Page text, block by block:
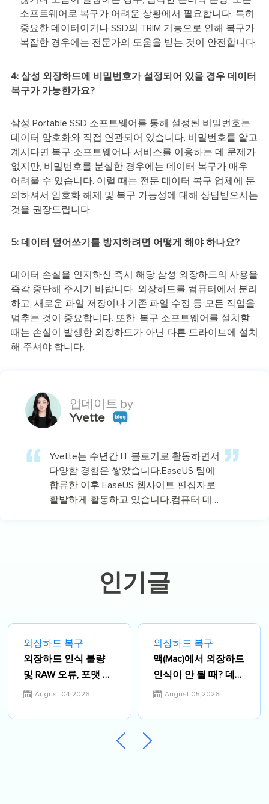
소프트웨어로 복구가 어려운 상황에서 필요합니다. 특히
중요한 데이터이거나 SSD의 TRIM 기능으로 인해 복구가
복잡한 경우에는 전문가의 도움을 받는 것이 안전합니다.
4: 삼성 외장하드에 비밀번호가 설정되어 있을 경우 데이터
복구가 가능한가요?
삼성 Portable SSD 소프트웨어를 통해 설정된 비밀번호는
데이터 암호화와 직접 연관되어 있습니다. 비밀번호를 알고
계시다면 복구 소프트웨어나 서비스를 이용하는 데 문제가
없지만, 비밀번호를 분실한 경우에는 데이터 복구가 매우
어려울 수 있습니다. 이럴 때는 전문 데이터 복구 업체에 문
의하셔서 암호화 해제 및 복구 가능성에 대해 상담받으시는
것을 권장드립니다.
5: 데이터 덮어쓰기를 방지하려면 어떻게 해야 하나요?
데이터 손실을 인지하신 즉시 해당 삼성 외장하드의 사용을
즉각 중단해 주시기 바랍니다. 외장하드를 컴퓨터에서 분리
하고, 새로운 파일 저장이나 기존 파일 수정 등 모든 작업을
멈추는 것이 중요합니다. 또한, 복구 소프트웨어를 설치할
때는 손실이 발생한 외장하드가 아닌 다른 드라이브에 설치
해 주셔야 합니다.
업데이트 by
Yvette
Yvette는 수년간 IT 블로거로 활동하면서
다양함 경험은 쌓았습니다.EaseUS 팀에
합류한 이후 EaseUS 웹사이트 편집자로
활발하게 활동하고 있습니다.컴퓨터 데
인기글
외장하드 복구
외장하드 인식 불량
및 RAW 오류, 포맷 없
이 수리하는 확실한
August 04,2026
외장하드 복구
맥(Mac)에서 외장하드
인식이 안 될 때? 데이
터 손실 없이 1분 만에
방법 (2026 최신 가이
August 05,2026